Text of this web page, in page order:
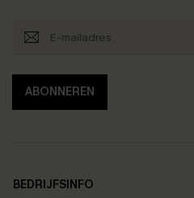
ABONNEREN
BEDRIJFSINFO